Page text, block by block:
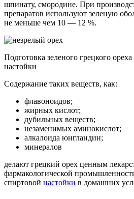
шпинату, смородине. При
препаратов используют зеленую
не меньше чем 10 — 12 %.
Подготовка зеленого грецкого
настойки
Содержание таких веществ, как:
флавоноидов;
жирных кислот;
дубильных веществ;
незаменимых аминокислот;
алкалоида юнгландин;
минералов
делают грецкий орех ценным
фармакологической
спиртовой настойки в домашних